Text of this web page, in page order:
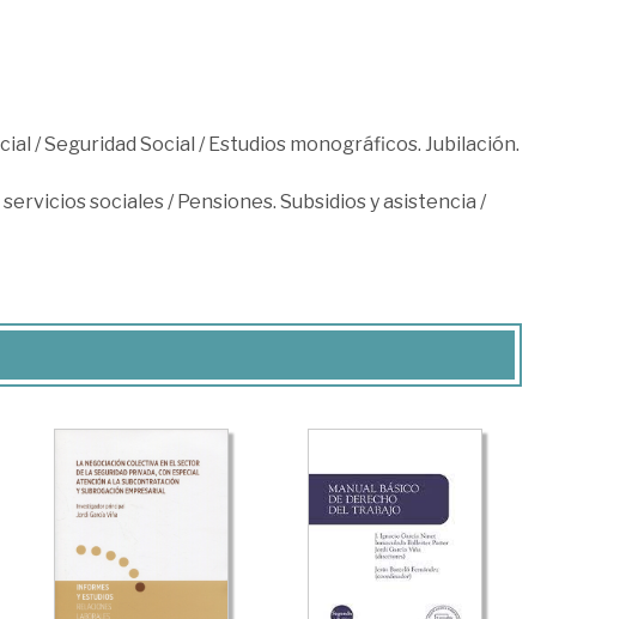
/Seguridad Social /Estudios monográficos. Jubilación.
servicios sociales/Pensiones. Subsidios y asistencia /